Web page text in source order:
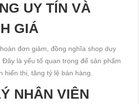
UY TÍN VÀ
GIÁ
đơn giảm, đồng nghĩa shop duy
là yếu tố quan trọng để sản phẩm
hiển thị, tăng tỷ lệ bán hàng.
NHÂN VIÊN